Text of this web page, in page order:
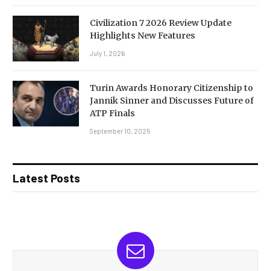
Civilization 7 2026 Review Update
Highlights New Features
July 1, 2026
Turin Awards Honorary Citizenship to
Jannik Sinner and Discusses Future of
ATP Finals
September 10, 2025
Latest Posts